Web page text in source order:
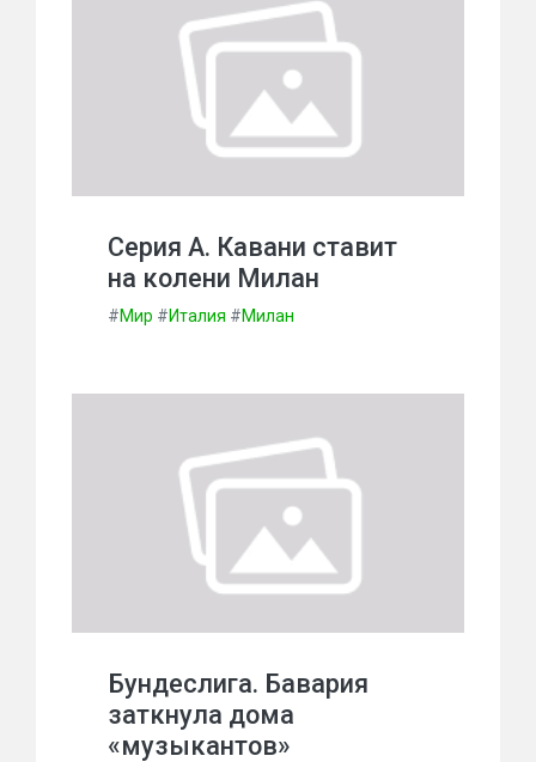
Серия А. Кавани ставит
на колени Милан
#Мир #Италия #Милан
Бундеслига. Бавария
заткнула дома
«музыкантов»